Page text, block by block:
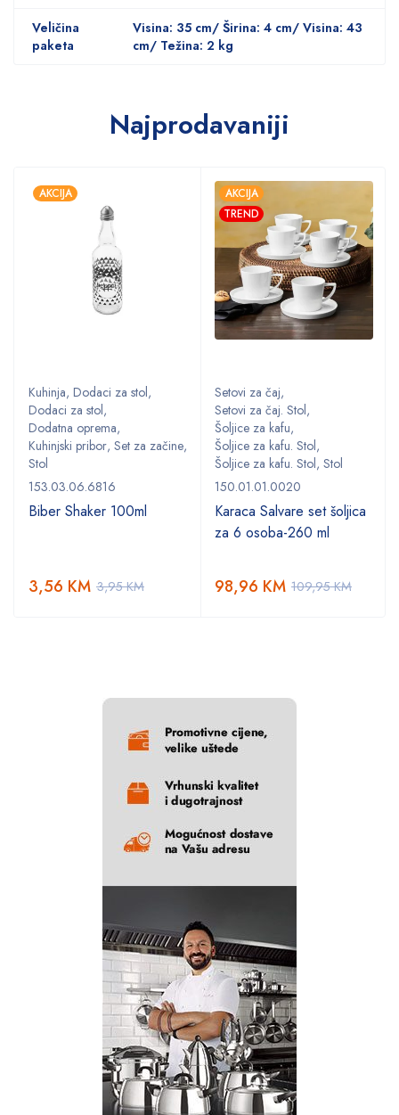
Veličina
paketa
Visina: 35 cm/ Širina: 4 cm/ Visina: 43
cm/ Težina: 2 kg
Najprodavaniji
AKCIJA
Kuhinja, Dodaci za stol,
Dodaci za stol,
Dodatna oprema,
Kuhinjski pribor, Set za začine,
Stol
153.03.06.6816
Biber Shaker 100ml
3,95KM
3,56 KM
AKCIJA
TREND
Setovi za čaj,
Setovi za čaj. Stol,
Šoljice za kafu,
Šoljice za kafu. Stol,
Šoljice za kafu. Stol, Stol
150.01.01.0020
Karaca Salvare set šoljica
za 6 osoba-260 ml
109,95KM
98,96 KM